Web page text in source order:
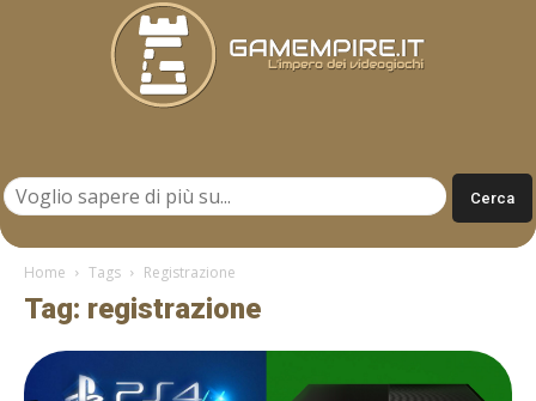
Home Tags Registrazione
Tag: registrazione